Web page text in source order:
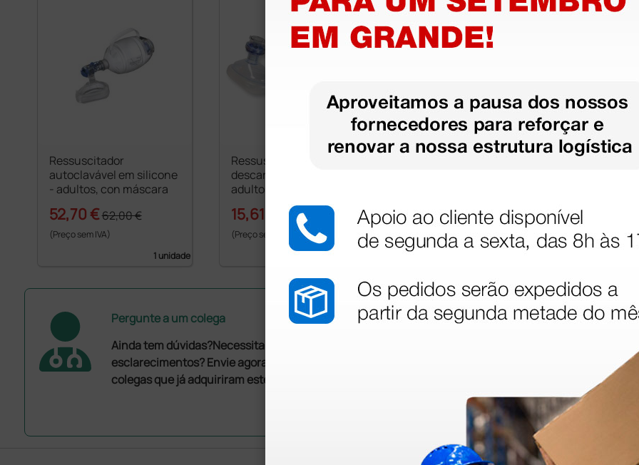
Ressuscitador
autoclavável em silicone
- adultos, con máscara
52,70 €62,00 €
(Preço sem IVA)
1 unidade
Ressuscitador pulmonar
descartável PVC -
adultos, com máscara
15,61 € 18,36 €
(Preço sem IVA)
Pergunte a um colega
Ainda tem dúvidas?Necessita de mais
esclarecimentos? Envie agora a sua questão aos
colegas que já adquiriram este produto.